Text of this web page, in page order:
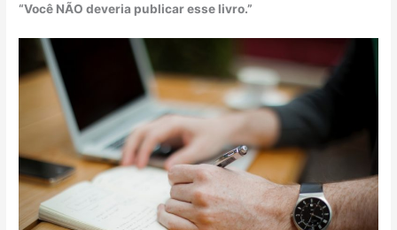
“Você NÃO deveria publicar esse livro.”